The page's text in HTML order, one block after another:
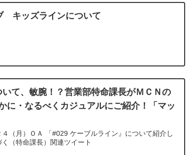
キッズラインについて
いて、敏腕！？営業部特命課長がＭＣＮの
に・なるべくカジュアルにご紹介！「マッ
４（月）ＯＡ 「#029 ケーブルライン』について紹介し
（特命課長）関連ツイート